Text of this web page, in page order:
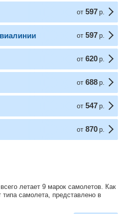
от 597 р.
от 597 р.
от 620 р.
от 688 р.
от 547 р.
от 870 р.
летает 9 марок самолетов. Как
типа самолета, представлено в